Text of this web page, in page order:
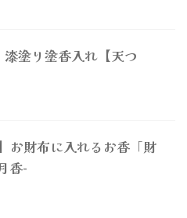
塗り塗香入れ【天つ
お財布に入れるお香「財
香-